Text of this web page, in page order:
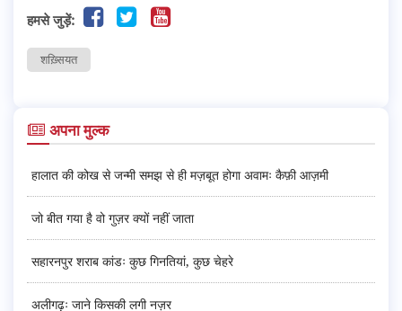
हमसे जुड़ें:
शख़्सियत
अपना मुल्क
हालात की कोख से जन्मी समझ से ही मज़बूत होगा अवामः कैफ़ी आज़मी
जो बीत गया है वो गुज़र क्यों नहीं जाता
सहारनपुर शराब कांडः कुछ गिनतियां, कुछ चेहरे
अलीगढ़ः जाने किसकी लगी नज़र